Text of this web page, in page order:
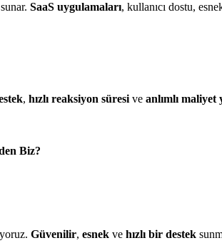
SaaS uygulamaları, kullanıcı dostu,
, hızlı reaksiyon süresi ve anlımlı maliyet
Biz?
Güvenilir, esnek ve hızlı bir destek